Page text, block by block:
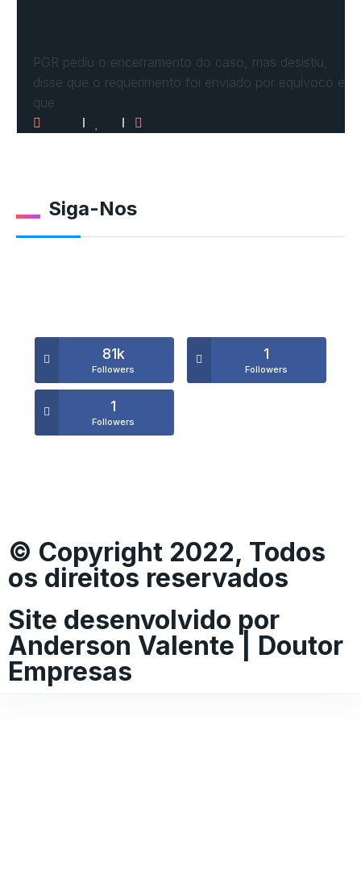
PGR pediu o encerramento do caso, mas desistiu,
disse que o requerimento foi enviado por equívoco e
que
Siga-Nos
81k
Followers
1
Followers
1
Followers
© Copyright 2022, Todos
os direitos reservados
Site desenvolvido por
Anderson Valente | Doutor
Empresas